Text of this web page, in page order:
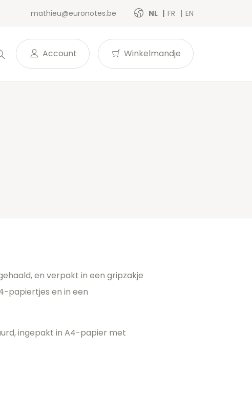
mathieu@euronotes.be NL FR EN
Account Winkelmandje
en verpakt in een gripzakje
papiertjes en in een
ingepakt in A4-papier met